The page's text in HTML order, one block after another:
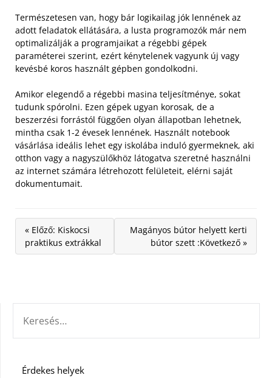
Természetesen van, hogy bár logikailag jók lennének az
adott feladatok ellátására, a lusta programozók már nem
optimalizálják a programjaikat a régebbi gépek
paraméterei szerint, ezért kénytelenek vagyunk új vagy
kevésbé koros használt gépben gondolkodni.
Amikor elegendő a régebbi masina teljesítménye, sokat
tudunk spórolni. Ezen gépek ugyan korosak, de a
beszerzési forrástól függően olyan állapotban lehetnek,
mintha csak 1-2 évesek lennének. Használt notebook
vásárlása ideális lehet egy iskolába induló gyermeknek, aki
otthon vagy a nagyszülőkhöz látogatva szeretné használni
az internet számára létrehozott felületeit, elérni saját
dokumentumait.
« Előző: Kiskocsi
praktikus extrákkal
Magányos bútor helyett kerti
bútor szett :Következő »
Érdekes helyek